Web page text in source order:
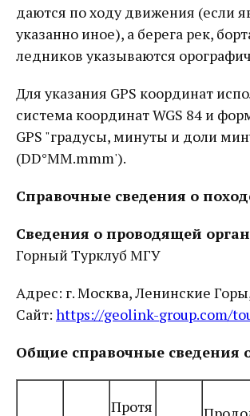
даются по ходу движения (если
указанно иное), а берега рек,
ледников указываются
Для указания GPS координат
система координат WGS 84 и
GPS "градусы, минуты и доли
(DD°MM.mmm').
Справочные сведения о
Сведения о проводящей
Горный Турклуб МГУ
Адрес: г. Москва, Ленинские Горы,
Сайт: https://geolink-group.com/
Общие справочные сведения
Протя